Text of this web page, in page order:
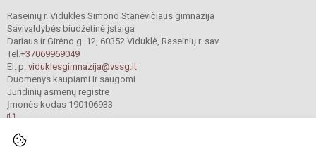
Raseinių r. Viduklės Simono Stanevičiaus gimnazija
Savivaldybės biudžetinė įstaiga
Dariaus ir Girėno g. 12, 60352 Viduklė, Raseinių r. sav.
Tel.+37069969049
El. p. viduklesgimnazija@vssg.lt
Duomenys kaupiami ir saugomi
Juridinių asmenų registre
Įmonės kodas 190106933